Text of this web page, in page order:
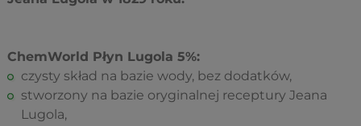
ChemWorld Płyn Lugola 5%:
czysty skład na bazie wody, bez dodatków,
stworzony na bazie oryginalnej receptury Jeana
Lugola,